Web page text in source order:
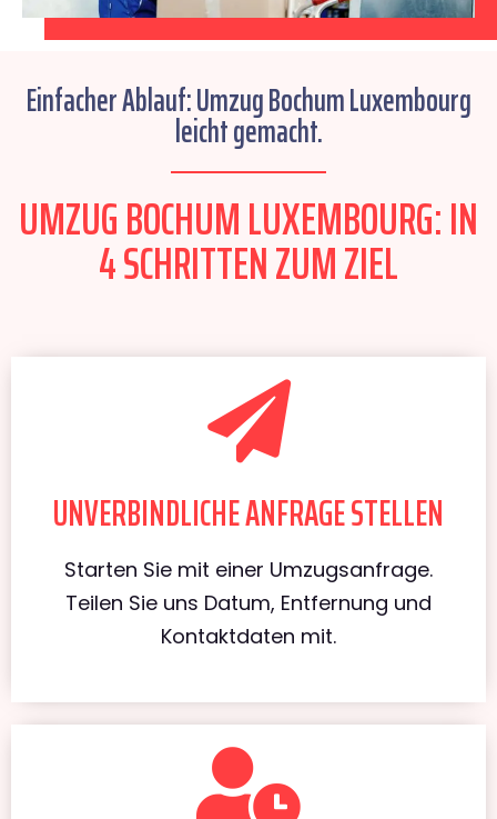
Einfacher Ablauf: Umzug Bochum Luxembourg
leicht gemacht.
UMZUG BOCHUM LUXEMBOURG: IN
4 SCHRITTEN ZUM ZIEL
UNVERBINDLICHE ANFRAGE STELLEN
Starten Sie mit einer Umzugsanfrage.
Teilen Sie uns Datum, Entfernung und
Kontaktdaten mit.